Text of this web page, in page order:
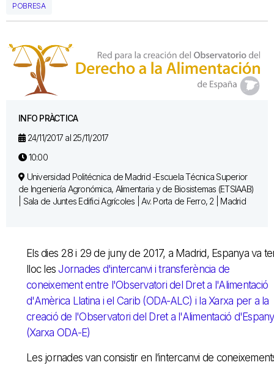
POBRESA
INFO PRÀCTICA
24/11/2017 al 25/11/2017
10:00
Universidad Politécnica de Madrid -Escuela Técnica Superior
de Ingeniería Agronómica, Alimentaria y de Biosistemas (ETSIAAB)
| Sala de Juntes Edifici Agrícoles | Av. Porta de Ferro, 2 | Madrid
Els dies 28 i 29 de juny de 2017, a Madrid, Espanya va
lloc lesJornades d'intercanvi i transferència de
coneixement entre l'Observatori del Dret a l'Alimentació
d'Amèrica Llatina i el Carib (ODA-ALC) i la Xarxa per a la
creació de l'Observatori del Dret a l'Alimentació
(Xarxa ODA-E)
Les jornades van consistir en l’intercanvi de